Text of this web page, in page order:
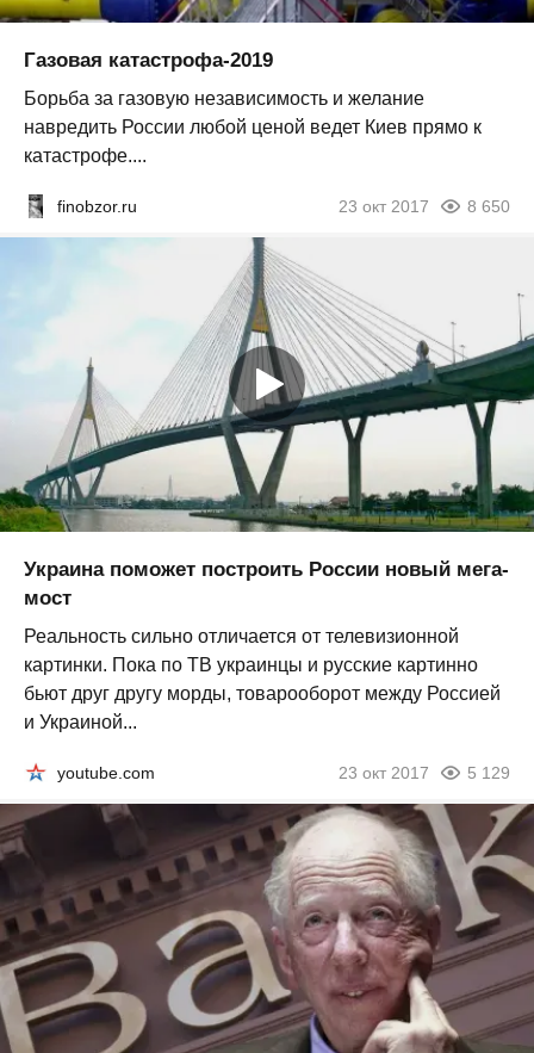
Газовая катастрофа-2019
Борьба за газовую независимость и желание
навредить России любой ценой ведет Киев прямо к
катастрофе....
finobzor.ru 23 окт 2017 8 650
Украина поможет построить России новый мега-
мост
Реальность сильно отличается от телевизионной
картинки. Пока по ТВ украинцы и русские картинно
бьют друг другу морды, товарооборот между Россией
и Украиной...
youtube.com 23 окт 2017 5 129